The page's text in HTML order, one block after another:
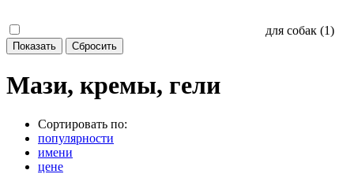
для собак (1)
Мази, кремы, гели
Сортировать по:
популярности
имени
цене